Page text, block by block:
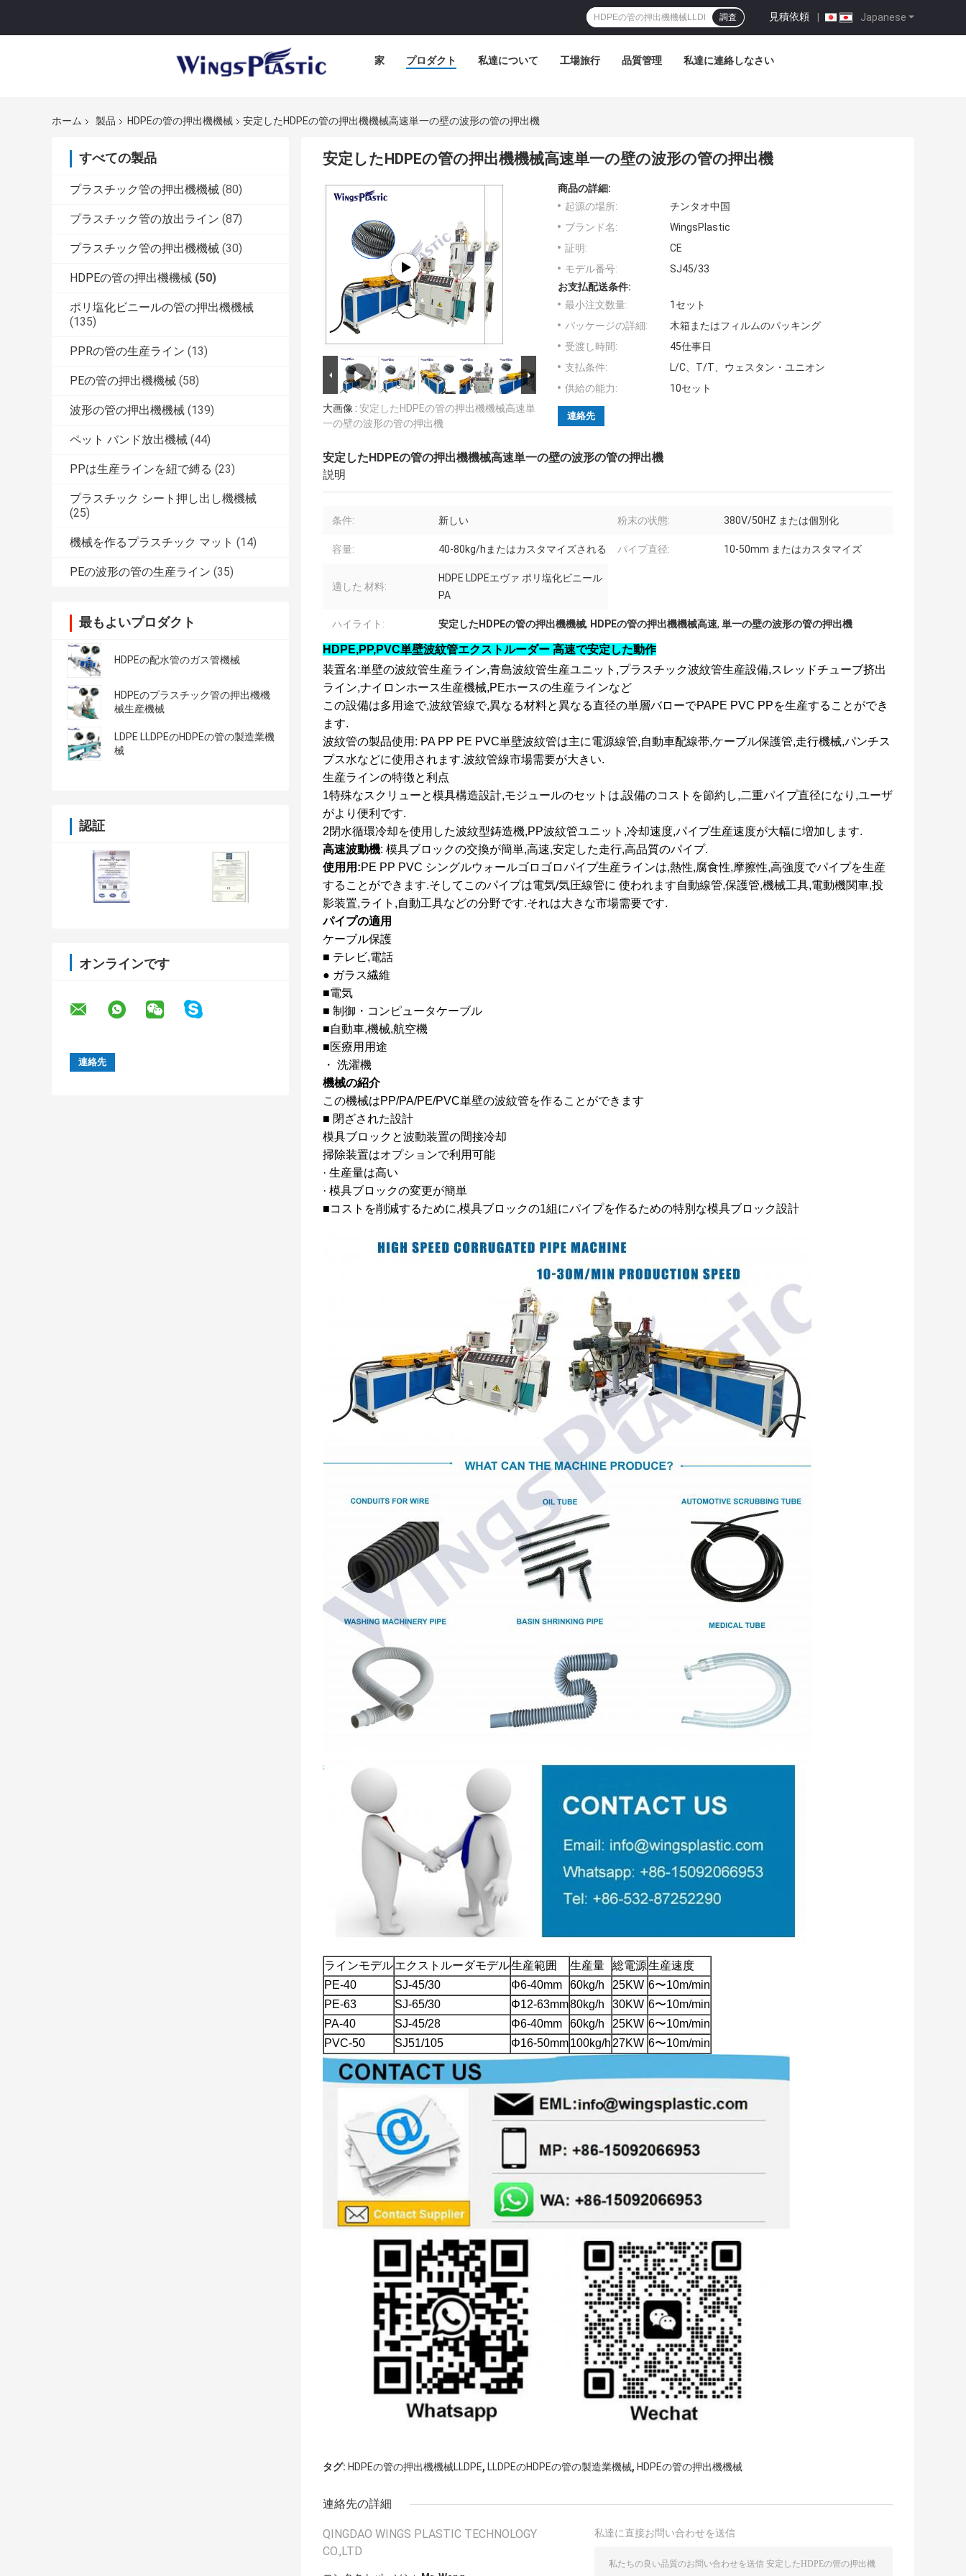
Japanese
見積依頼 |
調査
家 プロダクト 私達について 工場旅行 品質管理 私達に連絡しなさい
ホーム 製品 HDPEの管の押出機機械 安定したHDPEの管の押出機機械高速単一の壁の波形の管の押出機
すべての製品
プラスチック管の押出機機械 (80)
プラスチック管の放出ライン (87)
プラスチック管の押出機機械 (30)
HDPEの管の押出機機械 (50)
ポリ塩化ビニールの管の押出機機械
(135)
PPRの管の生産ライン (13)
PEの管の押出機機械 (58)
波形の管の押出機機械 (139)
ペット バンド放出機械 (44)
PPは生産ラインを紐で縛る (23)
プラスチック シート押し出し機機械
(25)
機械を作るプラスチック マット (14)
PEの波形の管の生産ライン (35)
最もよいプロダクト
HDPEの配水管のガス管機械
HDPEのプラスチック管の押出機機
械生産機械
LDPE LLDPEのHDPEの管の製造業機
械
認証
オンラインです
安定したHDPEの管の押出機機械高速単一の壁の波形の管の押出機
大画像 : 安定したHDPEの管の押出機機械高速単
一の壁の波形の管の押出機
商品の詳細:
起源の場所:
チンタオ中国
ブランド名:
WingsPlastic
証明:
CE
モデル番号:
SJ45/33
お支払配送条件:
最小注文数量:
1セット
パッケージの詳細:
木箱またはフィルムのパッキング
受渡し時間:
45仕事日
支払条件:
L/C、T/T、ウェスタン・ユニオン
供給の能力:
10セット
連絡先
安定したHDPEの管の押出機機械高速単一の壁の波形の管の押出機
説明
条件: 新しい 粉末の状態: 380V/50HZ または個別化
容量: 40-80kg/hまたはカスタマイズされる パイプ直径: 10-50mm またはカスタマイズ
適した 材料:
HDPE LDPEエヴァ ポリ塩化ビニール
PA
ハイライト: 安定したHDPEの管の押出機機械, HDPEの管の押出機機械高速, 単一の壁の波形の管の押出機
HDPE,PP,PVC単壁波紋管エクストルーダー 高速で安定した動作
装置名:単壁の波紋管生産ライン,青島波紋管生産ユニット,プラスチック波紋管生産設備,スレッドチューブ挤出
ライン,ナイロンホース生産機械,PEホースの生産ラインなど
この設備は多用途で,波紋管線で,異なる材料と異なる直径の単層バローでPAPE PVC PPを生産することができ
ます.
波紋管の製品使用: PA PP PE PVC単壁波紋管は主に電源線管,自動車配線帯,ケーブル保護管,走行機械,パンチス
プス水などに使用されます.波紋管線市場需要が大きい.
生産ラインの特徴と利点
1特殊なスクリューと模具構造設計,モジュールのセットは,設備のコストを節約し,二重パイプ直径になり,ユーザ
がより便利です.
2閉水循環冷却を使用した波紋型鋳造機,PP波紋管ユニット,冷却速度,パイプ生産速度が大幅に増加します.
高速波動機: 模具ブロックの交換が簡単,高速,安定した走行,高品質のパイプ.
使用用:PE PP PVC シングルウォールゴロゴロパイプ生産ラインは,熱性,腐食性,摩擦性,高強度でパイプを生産
することができます.そしてこのパイプは電気/気圧線管に 使われます自動線管,保護管,機械工具,電動機関車,投
影装置,ライト,自動工具などの分野です.それは大きな市場需要です.
パイプの適用
ケーブル保護
■ テレビ,電話
● ガラス繊維
■電気
■ 制御・コンピュータケーブル
■自動車,機械,航空機
■医療用用途
・ 洗濯機
機械の紹介
この機械はPP/PA/PE/PVC単壁の波紋管を作ることができます
■ 閉ざされた設計
模具ブロックと波動装置の間接冷却
掃除装置はオプションで利用可能
· 生産量は高い
· 模具ブロックの変更が簡単
■コストを削減するために,模具ブロックの1組にパイプを作るための特別な模具ブロック設計
ラインモデルエクストルーダモデル生産範囲 生産量 総電源生産速度
PE-40
SJ-45/30 Φ6-40mm 60kg/h 25KW 6〜10m/min
PE-63
SJ-65/30 Φ12-63mm80kg/h 30KW 6〜10m/min
PA-40
SJ-45/28 Φ6-40mm 60kg/h 25KW 6〜10m/min
PVC-50
SJ51/105 Φ16-50mm100kg/h 27KW 6〜10m/min
タグ: HDPEの管の押出機機械LLDPE, LLDPEのHDPEの管の製造業機械, HDPEの管の押出機機械
連絡先の詳細
QINGDAO WINGS PLASTIC TECHNOLOGY
CO.,LTD
私達に直接お問い合わせを送信